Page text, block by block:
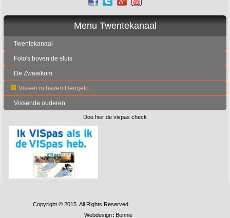
Menu Twentekanaal
Twentekanaal
Foto's boven de sluis
De Zwaaikom
Vissen in haven Hengelo
Vissende ouderen
Doe hier de vispas check
Copyright © 2015. All Rights Reserved.
Webdesign: Bennie